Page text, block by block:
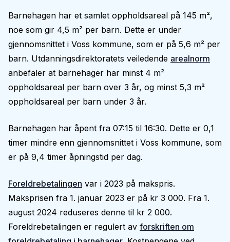
Barnehagen har et samlet oppholdsareal på 145 m²,
noe som gir 4,5 m² per barn. Dette er under
gjennomsnittet i Voss kommune, som er på 5,6 m² per
barn. Utdanningsdirektoratets veiledende arealnorm
anbefaler at barnehager har minst 4 m²
oppholdsareal per barn over 3 år, og minst 5,3 m²
oppholdsareal per barn under 3 år.
Barnehagen har åpent fra 07:15 til 16:30. Dette er 0,1
timer mindre enn gjennomsnittet i Voss kommune, som
er på 9,4 timer åpningstid per dag.
Foreldrebetalingen var i 2023 på makspris.
Maksprisen fra 1. januar 2023 er på kr 3 000. Fra 1.
august 2024 reduseres denne til kr 2 000.
Foreldrebetalingen er regulert av forskriften om